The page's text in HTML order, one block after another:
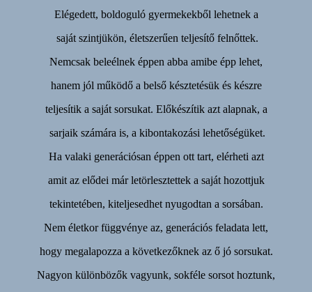
Elégedett, boldoguló gyermekekből lehetnek a
saját szintjükön, életszerűen teljesítő felnőttek.
Nemcsak beleélnek éppen abba amibe épp lehet,
hanem jól működő a belső késztetésük és készre
teljesítik a saját sorsukat. Előkészítik azt alapnak, a
sarjaik számára is, a kibontakozási lehetőségüket.
Ha valaki generációsan éppen ott tart, elérheti azt
amit az elődei már letörlesztettek a saját hozottjuk
tekintetében, kiteljesedhet nyugodtan a sorsában.
Nem életkor függvénye az, generációs feladata lett,
hogy megalapozza a következőknek az ő jó sorsukat.
Nagyon különbözők vagyunk, sokféle sorsot hoztunk,